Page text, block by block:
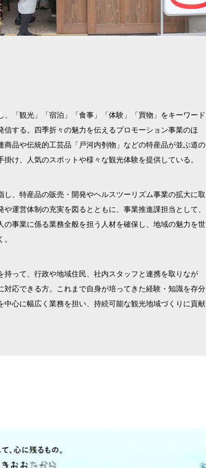
、「観光」「宿泊」「食事」「体験」「買物」をキーワード
信する。四季折々の魅力を伝えるプロモーション事業のほ
商品や伝統的工芸品「戸河内刳物」などの特産品が並ぶ道の
け、人気のスポットや様々な観光体験を提供している。
し、特産品の販売・開発やヘルスツーリズム事業の拡大に取
や運営体制の充実を図るとともに、事業推進課担当として、
の事業に係る業務全般を担う人材を確保し、地域の魅力を世
持って、行政や地域住民、社内スタッフと連携を取りなが
対応できる方。これまで自身が培ってきた経験・知識を存分
中心に幅広く業務を担い、持続可能な観光地域づくりに貢献